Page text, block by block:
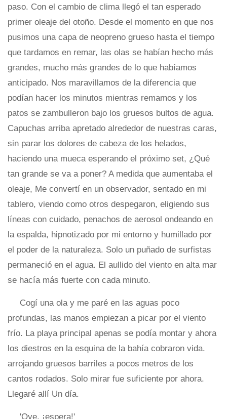
paso. Con el cambio de clima llegó el tan esperado
primer oleaje del otoño. Desde el momento en que nos
pusimos una capa de neopreno grueso hasta el tiempo
que tardamos en remar, las olas se habían hecho más
grandes, mucho más grandes de lo que habíamos
anticipado. Nos maravillamos de la diferencia que
podían hacer los minutos mientras remamos y los
patos se zambulleron bajo los gruesos bultos de agua.
Capuchas arriba apretado alrededor de nuestras caras,
sin parar los dolores de cabeza de los helados,
haciendo una mueca esperando el próximo set, ¿Qué
tan grande se va a poner? A medida que aumentaba el
oleaje, Me convertí en un observador, sentado en mi
tablero, viendo como otros despegaron, eligiendo sus
líneas con cuidado, penachos de aerosol ondeando en
la espalda, hipnotizado por mi entorno y humillado por
el poder de la naturaleza. Solo un puñado de surfistas
permaneció en el agua. El aullido del viento en alta mar
se hacía más fuerte con cada minuto.
Cogí una ola y me paré en las aguas poco
profundas, las manos empiezan a picar por el viento
frío. La playa principal apenas se podía montar y ahora
los diestros en la esquina de la bahía cobraron vida.
arrojando gruesos barriles a pocos metros de los
cantos rodados. Solo mirar fue suficiente por ahora.
Llegaré allí Un día.
'Oye, ¡espera!'